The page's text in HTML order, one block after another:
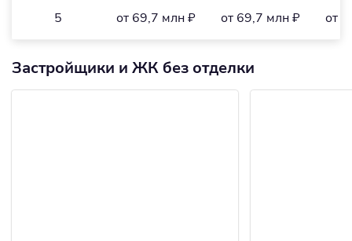
5 от 69,7 млн ₽ от 69,7 млн ₽ от
Застройщики и ЖК без отделки